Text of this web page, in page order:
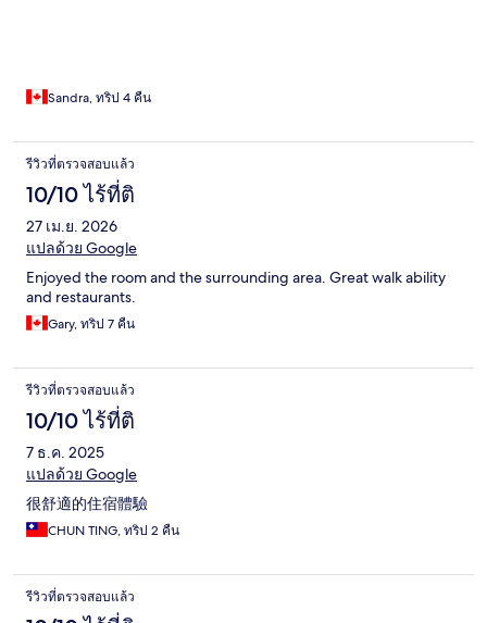
Sandra, ทริป 4 คืน
รีวิวที่ตรวจสอบแล้ว
10/10 ไร้ที่ติ
27 เม.ย. 2026
แปลด้วย Google
Enjoyed the room and the surrounding area. Great walk ability
and restaurants.
Gary, ทริป 7 คืน
รีวิวที่ตรวจสอบแล้ว
10/10 ไร้ที่ติ
7 ธ.ค. 2025
แปลด้วย Google
很舒適的住宿體驗
CHUN TING, ทริป 2 คืน
รีวิวที่ตรวจสอบแล้ว